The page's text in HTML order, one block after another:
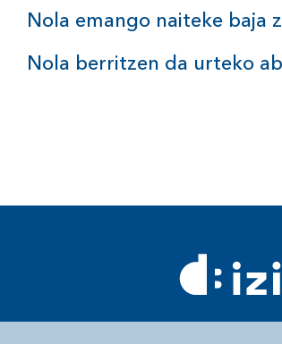
Nola emango naiteke baja
Nola berritzen da urteko